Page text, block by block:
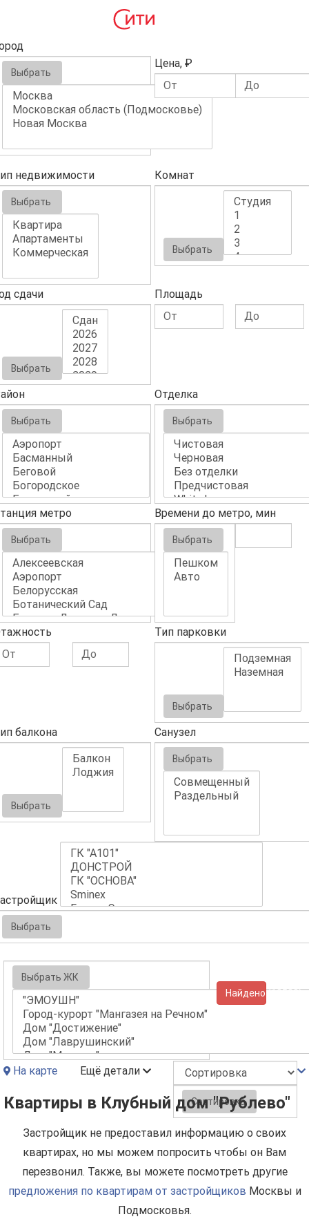
Выбрать
Цена, ₽
недвижимости
Выбрать
Комнат
Выбрать
сдачи
Выбрать
Площадь
Выбрать
Отделка
Выбрать
метро
Выбрать
Времени до метро, мин
Выбрать
Тип парковки
Выбрать
балкона
Выбрать
Санузел
Выбрать
Выбрать
Выбрать ЖК
Найдено (10533)
На карте Ещё детали
Сортировка
Квартиры в Клубный дом "Рублево"
Застройщик не предоставил информацию о своих
квартирах, но мы можем попросить чтобы он Вам
перезвонил. Также, вы можете посмотреть другие
предложения по квартирам от застройщиков Москвы и
Подмосковья.